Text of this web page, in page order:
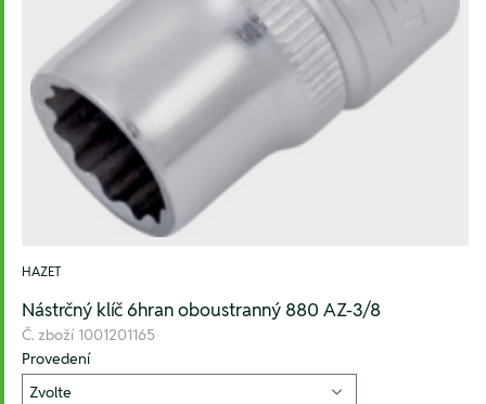
HAZET
Nástrčný klíč 6hran oboustranný 880 AZ-3/8
Č. zboží 1001201165
Provedení